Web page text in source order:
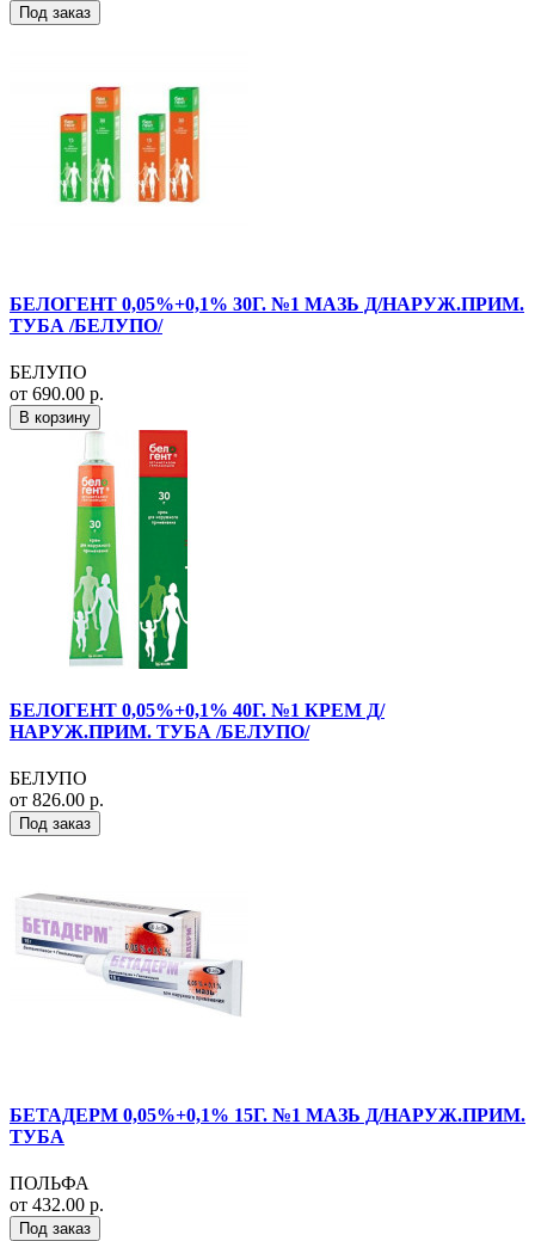
Под заказ
БЕЛОГЕНТ 0,05%+0,1% 30Г. №1 МАЗЬ Д/НАРУЖ.ПРИМ.
ТУБА /БЕЛУПО/
БЕЛУПО
от 690.00 р.
В корзину
БЕЛОГЕНТ 0,05%+0,1% 40Г. №1 КРЕМ Д/
НАРУЖ.ПРИМ. ТУБА /БЕЛУПО/
БЕЛУПО
от 826.00 р.
Под заказ
БЕТАДЕРМ 0,05%+0,1% 15Г. №1 МАЗЬ Д/НАРУЖ.ПРИМ.
ТУБА
ПОЛЬФА
от 432.00 р.
Под заказ